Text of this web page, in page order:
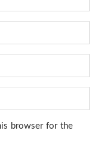
browser for the